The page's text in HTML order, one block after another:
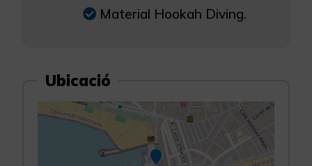
Material Hookah Diving.
Ubicació